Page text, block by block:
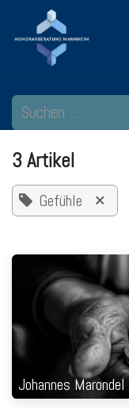
Zum Inhalt springen
3 Artikel
Gefühle ×
Johannes Marondel